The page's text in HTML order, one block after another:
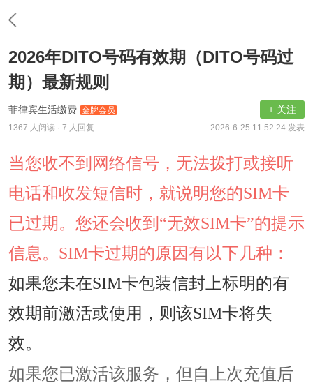
2026年DITO号码有效期（DITO号码过
期）最新规则
菲律宾生活缴费 金牌会员 + 关注
1367 人阅读 · 7 人回复 2026-6-25 11:52:24 发表
当您收不到网络信号，无法拨打或接听
电话和收发短信时，就说明您的SIM卡
已过期。您还会收到“无效SIM卡”的提示
信息。SIM卡过期的原因有以下几种：
如果您未在SIM卡包装信封上标明的有
效期前激活或使用，则该SIM卡将失
效。
如果您已激活该服务，但自上次充值后